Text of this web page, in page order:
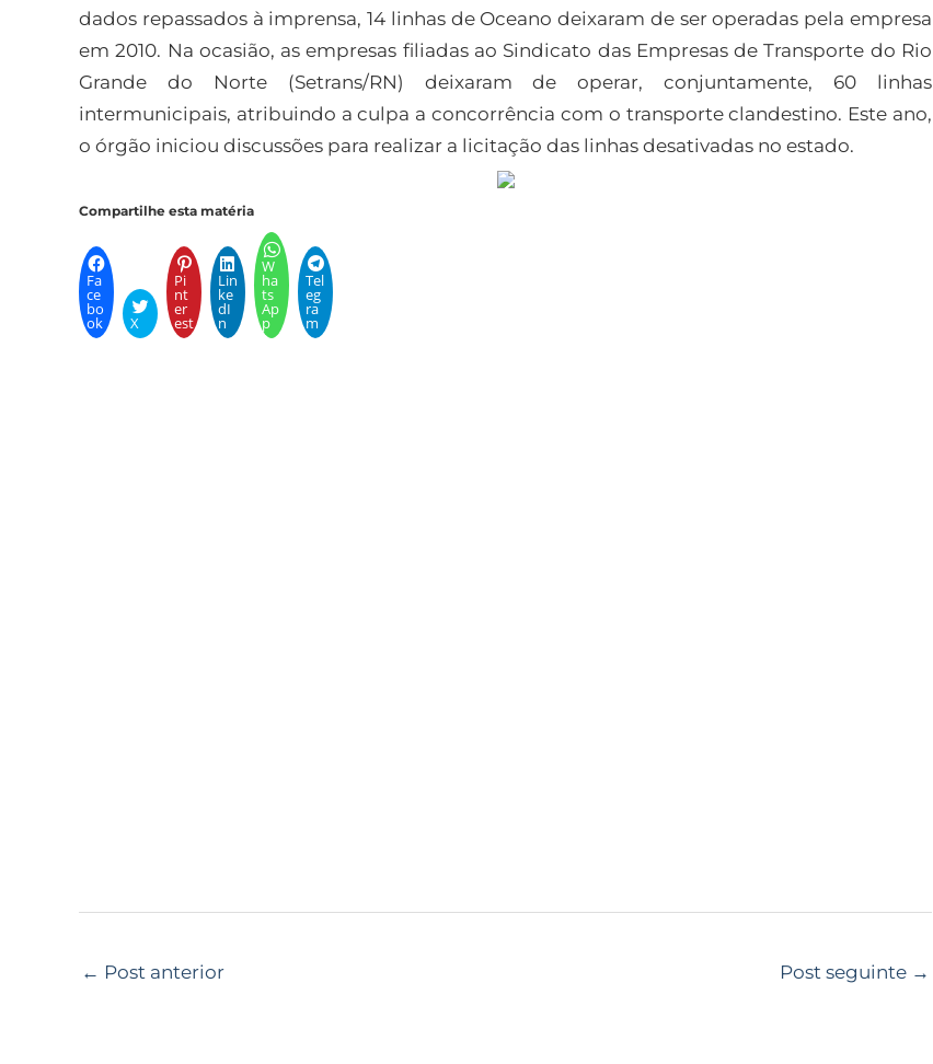
dados repassados à imprensa, 14 linhas de Oceano deixaram de ser operadas pela empresa
em 2010. Na ocasião, as empresas filiadas ao Sindicato das Empresas de Transporte do Rio
Grande do Norte (Setrans/RN) deixaram de operar, conjuntamente, 60 linhas
intermunicipais, atribuindo a culpa a concorrência com o transporte clandestino. Este ano,
o órgão iniciou discussões para realizar a licitação das linhas desativadas no estado.
Compartilhe esta matéria
Fa
ce
bo
ok X
Pi
nt
er
est
Lin
ke
dI
n
W
ha
ts
Ap
p
Tel
eg
ra
m
← Post anterior Post seguinte →